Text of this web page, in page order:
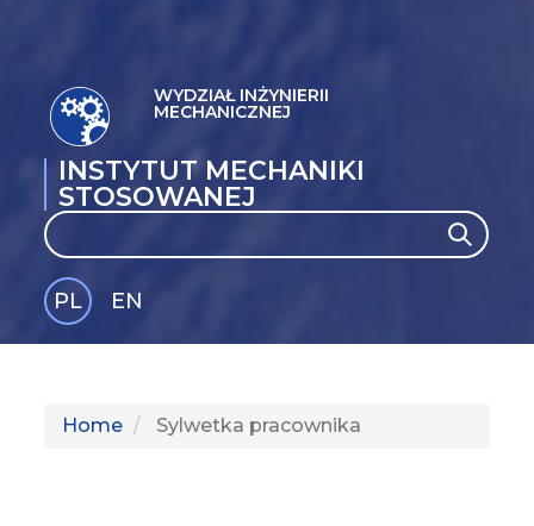
WYDZIAŁ INŻYNIERII
MECHANICZNEJ
INSTYTUT MECHANIKI
STOSOWANEJ
Search Search
PL
EN
Home Sylwetka pracownika